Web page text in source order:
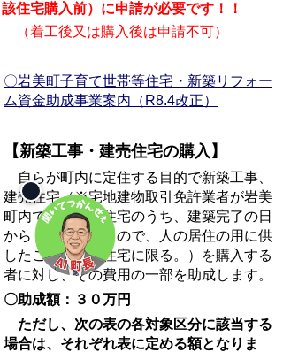
該住宅購入前）に申請が必要です！！
（着工後又は購入後は申請不可）
〇岩美町子育て世帯等住宅・新築リフォー
ム資金助成事業案内（R8.4改正）
【新築工事・ 建売住宅の購入】
自らが町内に定住する目的で新築工事、
建売住宅（※宅地建物取引免許業者が岩美
町内で販売する住宅のうち、建築完了の日
から１年以内のもので、人の居住の用に供
したことがない住宅に限る。）
を購入する
者に対し、その費用の一部を助成します。
〇助成額：３０万円
ただし、次の表の各対象区分に該当する
場合は、それぞれ表に定める額となりま